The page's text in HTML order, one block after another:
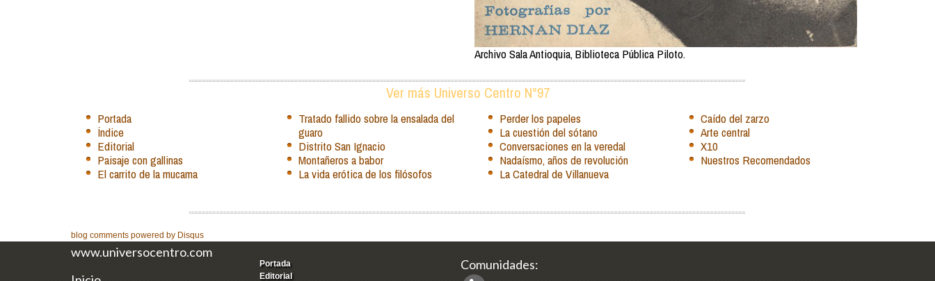
Archivo Sala Antioquia, Biblioteca Pública Piloto.
Ver más Universo Centro N°97
Portada
Índice
Editorial
Paisaje con gallinas
El carrito de la mucama
Tratado fallido sobre la ensalada del
guaro
Distrito San Ignacio
Montañeros a babor
La vida erótica de los filósofos
Perder los papeles
La cuestión del sótano
Conversaciones en la veredal
Nadaísmo, años de revolución
La Catedral de Villanueva
Caído del zarzo
Arte central
X10
Nuestros Recomendados
blog comments powered by Disqus
www.universocentro.com
Portada
Editorial
Comunidades: